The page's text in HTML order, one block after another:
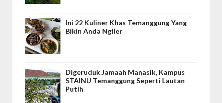
Ini 22 Kuliner Khas Temanggung Yang
Bikin Anda Ngiler
Digeruduk Jamaah Manasik, Kampus
STAINU Temanggung Seperti Lautan
Putih